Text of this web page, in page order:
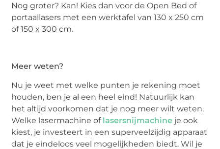
Nog groter? Kan! Kies dan voor de Open Bed of
portaallasers met een werktafel van 130 x 250 cm
of 150 x 300 cm.
Meer weten?
Nu je weet met welke punten je rekening moet
houden, ben je al een heel eind! Natuurlijk kan
het altijd voorkomen dat je nog meer wilt weten.
Welke lasermachine of lasersnijmachine je ook
kiest, je investeert in een superveelzijdig apparaat
dat je eindeloos veel mogelijkheden biedt. Wil je